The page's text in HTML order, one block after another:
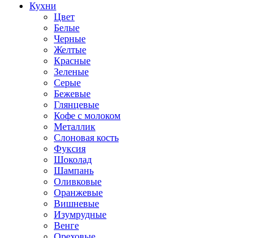
Кухни
Цвет
Белые
Черные
Желтые
Красные
Зеленые
Серые
Бежевые
Глянцевые
Кофе с молоком
Металлик
Слоновая кость
Фуксия
Шоколад
Шампань
Оливковые
Оранжевые
Вишневые
Изумрудные
Венге